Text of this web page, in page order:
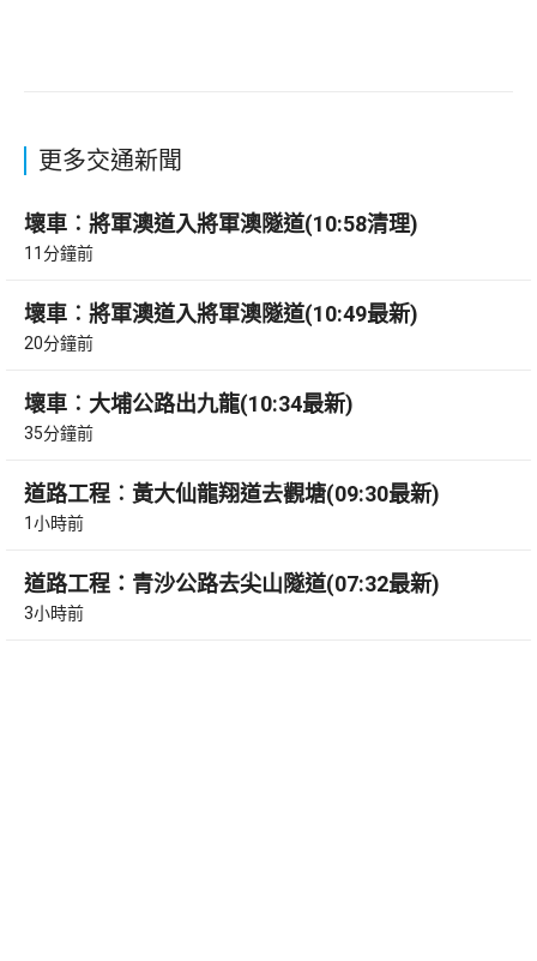
更多交通新聞
壞車︰將軍澳道入將軍澳隧道(10:58清理)
11分鐘前
壞車︰將軍澳道入將軍澳隧道(10:49最新)
20分鐘前
壞車︰大埔公路出九龍(10:34最新)
35分鐘前
道路工程︰黃大仙龍翔道去觀塘(09:30最新)
1小時前
道路工程：青沙公路去尖山隧道(07:32最新)
3小時前